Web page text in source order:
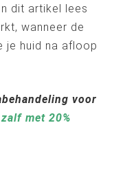
dit artikel lees
wanneer de
je huid na afloop
voor
met 20%